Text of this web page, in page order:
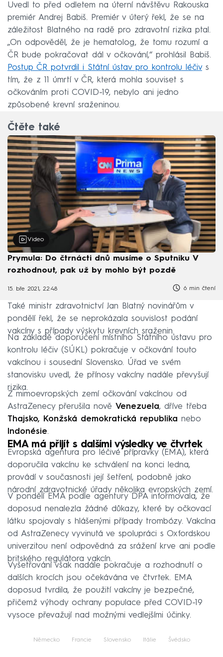
Uvedl to před odletem na úterní návštěvu Rakouska
premiér Andrej Babiš. Premiér v úterý řekl, že se na
záležitost Blatného na radě pro zdravotní rizika ptal.
„On odpověděl, že je hematolog, že tomu rozumí a
ČR bude pokračovat dál v očkování,“ prohlásil Babiš.
Postup ČR potvrdil i Státní ústav pro kontrolu léčivs
tím, že z 11 úmrtí v ČR, která mohla souviset s
očkováním proti COVID-19, nebylo ani jedno
způsobené krevní sraženinou.
Čtěte také
Video
Prymula: Do čtrnácti dnů musíme o Sputniku V
rozhodnout, pak už by mohlo být pozdě
15. bře 2021, 22:48 6 min čtení
Také ministr zdravotnictví Jan Blatný novinářům v
pondělí řekl, že se neprokázala souvislost podání
vakcíny s případy výskytu krevních sraženin.
Na základě doporučení místního Státního ústavu pro
kontrolu léčiv (SÚKL) pokračuje v očkování touto
vakcínou i sousední Slovensko. Úřad ve svém
stanovisku uvedl, že přínosy vakcíny nadále převyšují
rizika.
Z mimoevropských zemí očkování vakcínou od
AstraZenecy přerušila nově Venezuela, dříve třeba
Thajsko, Konžská demokratická republika nebo
Indonésie.
EMA má přijít s dalšími výsledky ve čtvrtek
Evropská agentura pro léčivé přípravky (EMA), která
doporučila vakcínu ke schválení na konci ledna,
provádí v současnosti její šetření, podobně jako
národní zdravotnické úřady několika evropských zemí.
V pondělí EMA podle agentury DPA informovala, že
doposud nenalezla žádné důkazy, které by očkovací
látku spojovaly s hlášenými případy trombózy. Vakcína
od AstraZenecy vyvinutá ve spolupráci s Oxfordskou
univerzitou není odpovědná za srážení krve ani podle
britského regulátora vakcín.
Vyšetřování však nadále pokračuje a rozhodnutí o
dalších krocích jsou očekávána ve čtvrtek. EMA
doposud tvrdila, že použití vakcíny je bezpečné,
přičemž výhody ochrany populace před COVID-19
vysoce převažují nad možnými vedlejšími účinky.
Německo Francie Slovensko Itálie Švédsko